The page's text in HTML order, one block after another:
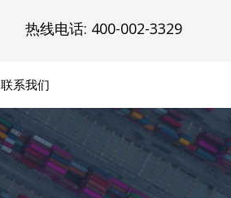
热线电话: 400-002-3329
联系我们